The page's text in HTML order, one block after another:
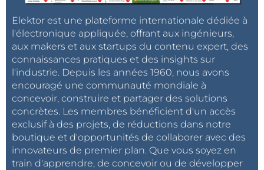
Elektor est une plateforme internationale dédiée à
l'électronique appliquée, offrant aux ingénieurs,
aux makers et aux startups du contenu expert, des
connaissances pratiques et des insights sur
l'industrie. Depuis les années 1960, nous avons
encouragé une communauté mondiale à
concevoir, construire et partager des solutions
concrètes. Les membres bénéficient d'un accès
exclusif à des projets, de réductions dans notre
boutique et d'opportunités de collaborer avec des
innovateurs de premier plan. Que vous soyez en
train d'apprendre, de concevoir ou de développer